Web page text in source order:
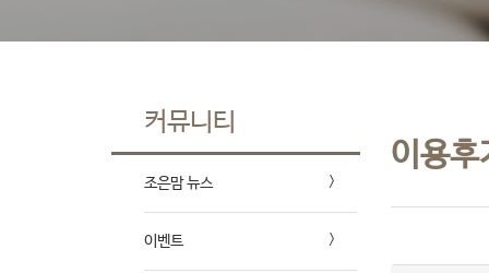
커뮤니티
조은맘 뉴스
이벤트
이용후